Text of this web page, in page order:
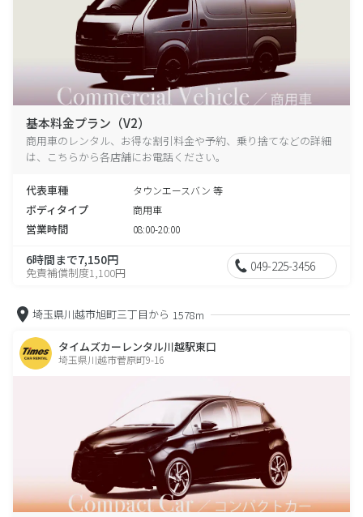
基本料金プラン（V2）
商用車のレンタル、お得な割引料金や予約、乗り捨てなどの詳細
は、こちらから各店舗にお電話ください。
代表車種 タウンエースバン 等
ボディタイプ 商用車
営業時間 08:00-20:00
6時間まで7,150円
免責補償制度1,100円 049-225-3456
埼玉県川越市旭町三丁目から 1578m
タイムズカーレンタル川越駅東口
埼玉県川越市菅原町9-16